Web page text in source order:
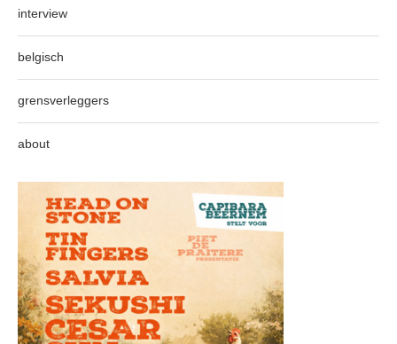
interview
belgisch
grensverleggers
about